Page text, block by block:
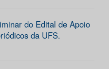
do Edital de Apoio
da UFS.